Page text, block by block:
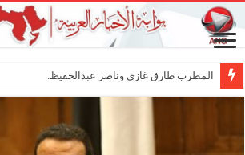
المطرب طارق غازي وناصر عبدالحفيظ.. شراكة فني